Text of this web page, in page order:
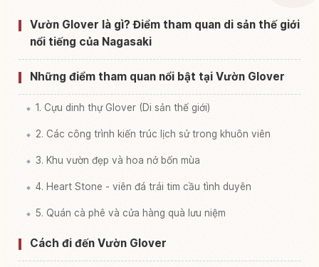
Tìm trải nghiệm tại Vườn Glover ↗
Vườn Glover là gì? Điểm tham quan di sản thế giới
nổi tiếng của Nagasaki
Những điểm tham quan nổi bật tại Vườn Glover
1. Cựu dinh thự Glover (Di sản thế giới)
2. Các công trình kiến trúc lịch sử trong khuôn viên
3. Khu vườn đẹp và hoa nở bốn mùa
4. Heart Stone - viên đá trái tim cầu tình duyên
5. Quán cà phê và cửa hàng quà lưu niệm
Cách đi đến Vườn Glover